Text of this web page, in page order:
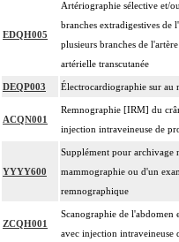
EDQH005
Artériographie sélective et/
branches extradigestives de
plusieurs branches de
artérielle transcutanée
DEQP003 Électrocardiographie sur au
ACQN001
Remnographie [IRM] du
injection intraveineuse de
YYYY600
Supplément pour archivage
mammographie ou d'un
remnographique
ZCQH001
Scanographie de l'abdomen
avec injection intraveineuse